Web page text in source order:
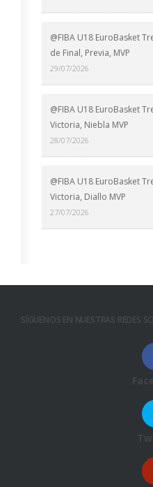
@FIBA U18 EuroBasket
de Final, Previa, MVP
29/07/2026
@FIBA U18 EuroBasket
Victoria, Niebla MVP
28/07/2026
@FIBA U18 EuroBasket
Victoria, Diallo MVP
27/07/2026
SÍGUENOS EN NUESTRAS REDES